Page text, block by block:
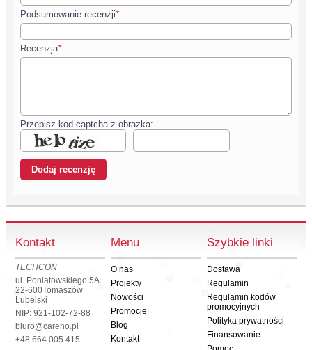
Podsumowanie recenzji*
Recenzja*
Przepisz kod captcha z obrazka:
Kontakt
TECHCON
ul. Poniatowskiego 5A
22-600Tomaszów
Lubelski
NIP: 921-102-72-88
biuro@careho.pl
+48 664 005 415
Menu
O nas
Projekty
Nowości
Promocje
Blog
Kontakt
Szybkie linki
Dostawa
Regulamin
Regulamin kodów
promocyjnych
Polityka prywatności
Finansowanie